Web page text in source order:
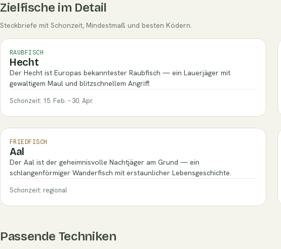
Zielfische im Detail
Steckbriefe mit Schonzeit, Mindestmaß und besten Ködern.
RAUBFISCH
Hecht
Der Hecht ist Europas bekanntester Raubfisch — ein Lauerjäger mit
gewaltigem Maul und blitzschnellem Angriff.
Schonzeit: 15. Feb. – 30. Apr.
FRIEDFISCH
Aal
Der Aal ist der geheimnisvolle Nachtjäger am Grund — ein
schlangenförmiger Wanderfisch mit erstaunlicher Lebensgeschichte.
Schonzeit: regional
Passende Techniken